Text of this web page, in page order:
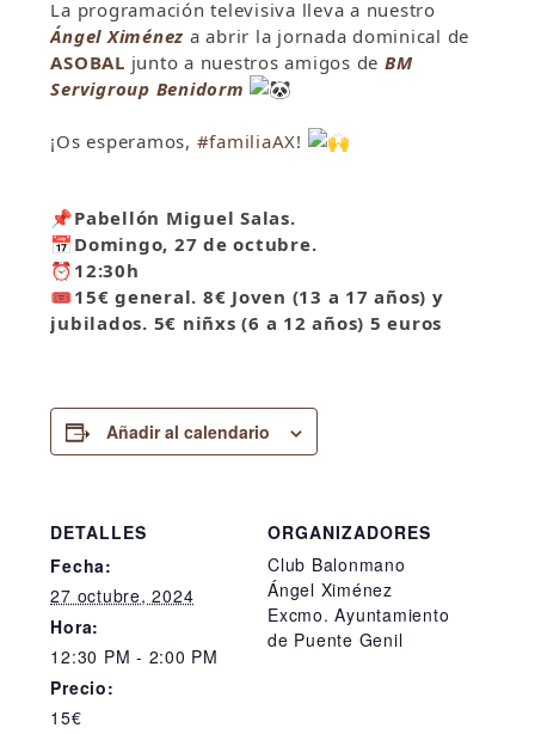
La programación televisiva lleva a nuestro
Ángel Ximénez a abrir la jornada dominical de
ASOBAL junto a nuestros amigos de BM
Servigroup Benidorm
¡Os esperamos, #familiaAX!
📌Pabellón Miguel Salas.
📅 Domingo, 27 de octubre.
⏰ 12:30h
🎟15€ general. 8€ Joven (13 a 17 años) y
jubilados. 5€ niñxs (6 a 12 años) 5 euros
Añadir al calendario
DETALLES
Fecha:
27 octubre, 2024
Hora:
12:30 PM - 2:00 PM
Precio:
15€
ORGANIZADORES
Club Balonmano
Ángel Ximénez
Excmo. Ayuntamiento
de Puente Genil